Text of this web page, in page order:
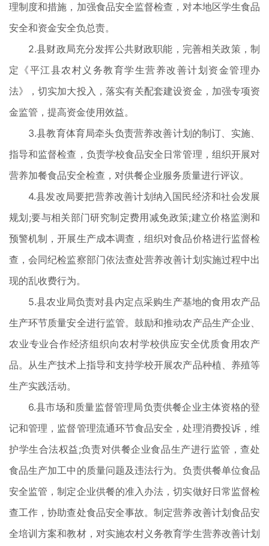
理制度和措施，加强食品安全监督检查，对本地区学生食品
安全和资金安全负总责。
2.县财政局充分发挥公共财政职能，完善相关政策，制
定《平江县农村义务教育学生营养改善计划资金管理办
法》，切实加大投入，落实有关配套建设资金，加强专项资
金监管，提高资金使用效益。
3.县教育体育局牵头负责营养改善计划的制订、实施、
指导和监督检查，负责学校食品安全日常管理，组织开展对
营养加餐食品安全检查，对供餐企业服务质量进行评议。
4.县发改局要把营养改善计划纳入国民经济和社会发展
规划;要与相关部门研究制定费用减免政策;建立价格监测和
预警机制，开展生产成本调查，组织对食品价格进行监督检
查，会同纪检监察部门依法查处营养改善计划实施过程中出
现的乱收费行为。
5.县农业局负责对县内定点采购生产基地的食用农产品
生产环节质量安全进行监管。鼓励和推动农产品生产企业、
农业专业合作经济组织向农村学校供应安全优质食用农产
品。从生产技术上指导和支持学校开展农产品种植、养殖等
生产实践活动。
6.县市场和质量监督管理局负责供餐企业主体资格的登
记和管理，监督管理流通环节食品安全，处理消费投诉，维
护学生合法权益;负责对供餐企业食品生产进行监管，查处
食品生产加工中的质量问题及违法行为。负责供餐单位食品
安全监管，制定企业供餐的准入办法，切实做好日常监督检
查工作，协助查处食品安全事故。制定营养改善计划食品安
全培训方案和教材，对实施农村义务教育学生营养改善计划